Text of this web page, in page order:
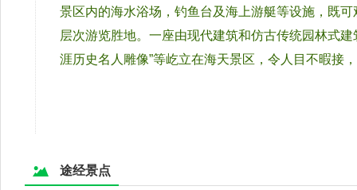
景区内的海水浴场，钓鱼台及海上游艇等设施，既可
层次游览胜地。一座由现代建筑和仿古传统园林式建
涯历史名人雕像”等屹立在海天景区，令人目不暇接
途经景点